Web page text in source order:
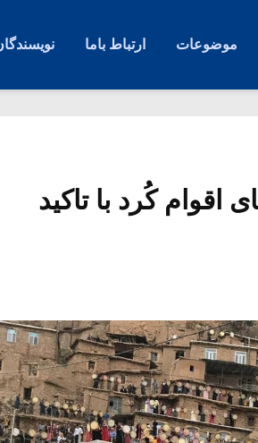
موضوعات ارتباط باما
کُرد با تاکید